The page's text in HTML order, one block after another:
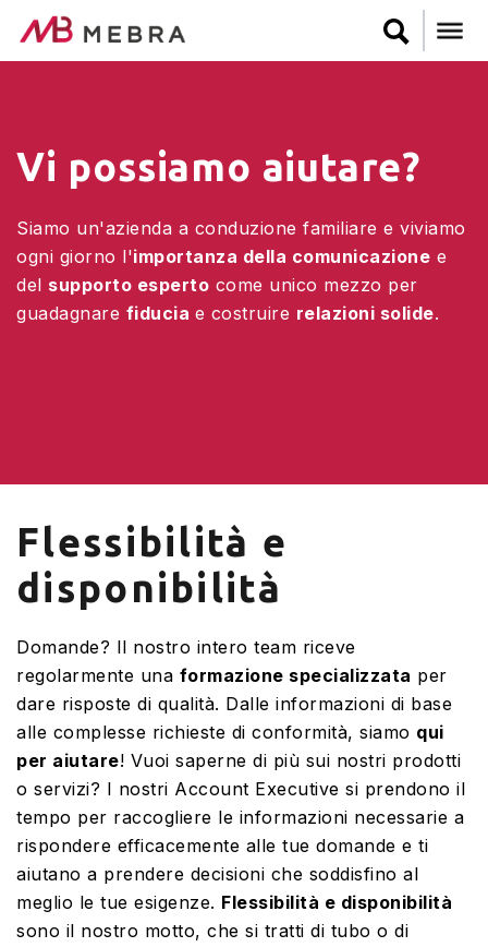
contenuto
Vi possiamo aiutare?
Siamo un'azienda a conduzione familiare e viviamo
ogni giorno l'importanza della comunicazione e
del supporto esperto come unico mezzo per
guadagnare fiducia e costruire relazioni solide.
Flessibilità e
disponibilità
Domande? Il nostro intero team riceve
regolarmente una formazione specializzata per
dare risposte di qualità. Dalle informazioni di base
alle complesse richieste di conformità, siamo qui
per aiutare! Vuoi saperne di più sui nostri prodotti
o servizi? I nostri Account Executive si prendono il
tempo per raccogliere le informazioni necessarie a
rispondere efficacemente alle tue domande e ti
aiutano a prendere decisioni che soddisfino al
meglio le tue esigenze. Flessibilità e disponibilità
sono il nostro motto, che si tratti di tubo o di